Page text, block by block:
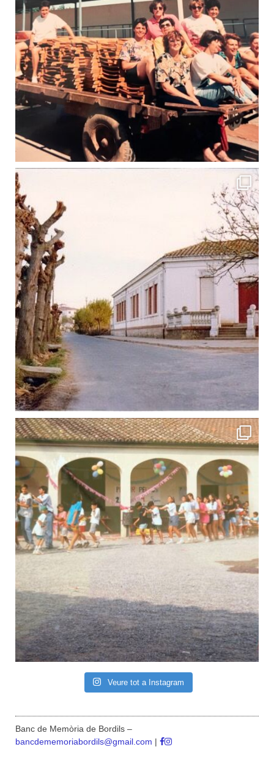
Veure tot a Instagram
Banc de Memòria de Bordils –
bancdememoriabordils@gmail.com |